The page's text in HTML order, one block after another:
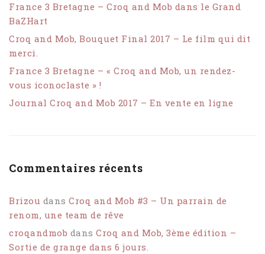
France 3 Bretagne – Croq and Mob dans le Grand
BaZHart
Croq and Mob, Bouquet Final 2017 – Le film qui dit
merci.
France 3 Bretagne – « Croq and Mob, un rendez-
vous iconoclaste » !
Journal Croq and Mob 2017 – En vente en ligne
Commentaires récents
Brizou dans Croq and Mob #3 – Un parrain de
renom, une team de rêve
croqandmob dans Croq and Mob, 3ème édition –
Sortie de grange dans 6 jours.